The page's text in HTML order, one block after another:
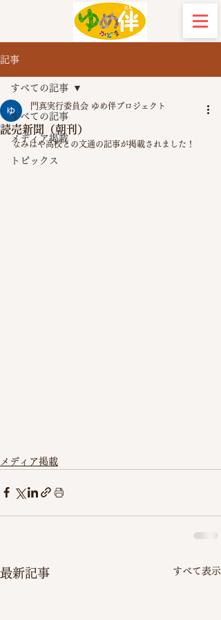
記事
すべての記事
メディア掲載
トピックス
すべての記事
読売新聞（朝刊）
門真実行委員会 ゆめ伴プロジェクト
なみはや高校との文通の記事が掲載されました！
メディア掲載
最新記事 すべて表示